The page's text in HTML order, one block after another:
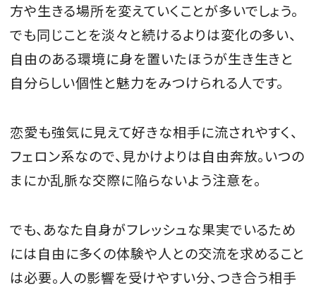
方や生きる場所を変えていくことが多いでしょう。
でも同じことを淡々と続けるよりは変化の多い、
自由のある環境に身を置いたほうが生き生きと
自分らしい個性と魅力をみつけられる人です。
恋愛も強気に見えて好きな相手に流されやすく、
フェロン系なので、見かけよりは自由奔放。いつの
まにか乱脈な交際に陥らないよう注意を。
でも、あなた自身がフレッシュな果実でいるため
には自由に多くの体験や人との交流を求めること
は必要。人の影響を受けやすい分、つき合う相手